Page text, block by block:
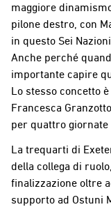
maggiore
pilone destro, con
in questo Sei
Anche perché
importante capire
Lo stesso concetto
Francesca
per quattro giornate
La trequarti di
della collega di
finalizzazione oltre
supporto ad Ostuni